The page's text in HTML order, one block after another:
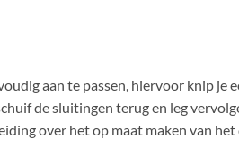
aan te passen, hiervoor knip
de sluitingen terug en leg
over het op maat maken van het